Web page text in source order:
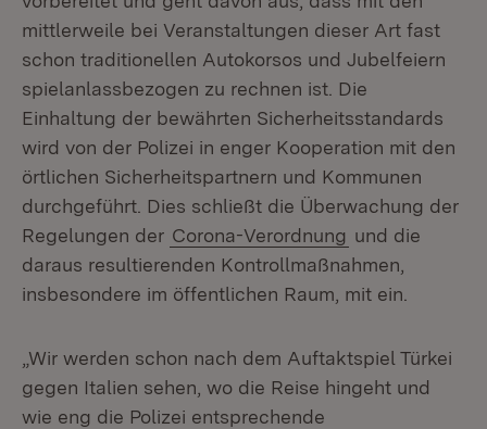
mittlerweile bei Veranstaltungen dieser Art fast
schon traditionellen Autokorsos und Jubelfeiern
spielanlassbezogen zu rechnen ist. Die
Einhaltung der bewährten Sicherheitsstandards
wird von der Polizei in enger Kooperation mit den
örtlichen Sicherheitspartnern und Kommunen
durchgeführt. Dies schließt die Überwachung der
Regelungen der Corona-Verordnung und die
daraus resultierenden Kontrollmaßnahmen,
insbesondere im öffentlichen Raum, mit ein.
„Wir werden schon nach dem Auftaktspiel Türkei
gegen Italien sehen, wo die Reise hingeht und
wie eng die Polizei entsprechende